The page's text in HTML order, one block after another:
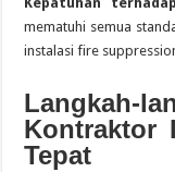
mematuhi semua
instalasi fire
Kontraktor
Tepat